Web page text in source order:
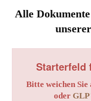
Alle
Starterfeld
Bitte weichen Sie
oder